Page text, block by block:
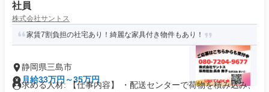
社員
株式会社サントス
家賃7割負担の社宅あり！綺麗な家具付き物件もあり！
静岡県三島市
月給33万円～35万円
求める人材: 【仕事内容】 ・配送センターで荷物を積み込み、